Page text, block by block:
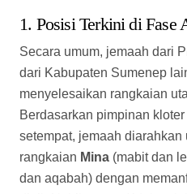
dinilai lebih aman (tidak
2. Mayoritas Lansia
atau Murur
Kecamatan Pragaan dikenal
lansia dan risti (risiko tinggi)
musim haji kali ini.
Demi keselamatan